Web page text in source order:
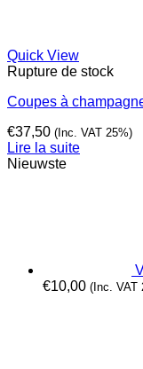
Quick View
Rupture de stock
Coupes à
€37,50 (Inc. VAT 25%)
Lire la suite
Nieuwste
€10,00 (Inc. VAT